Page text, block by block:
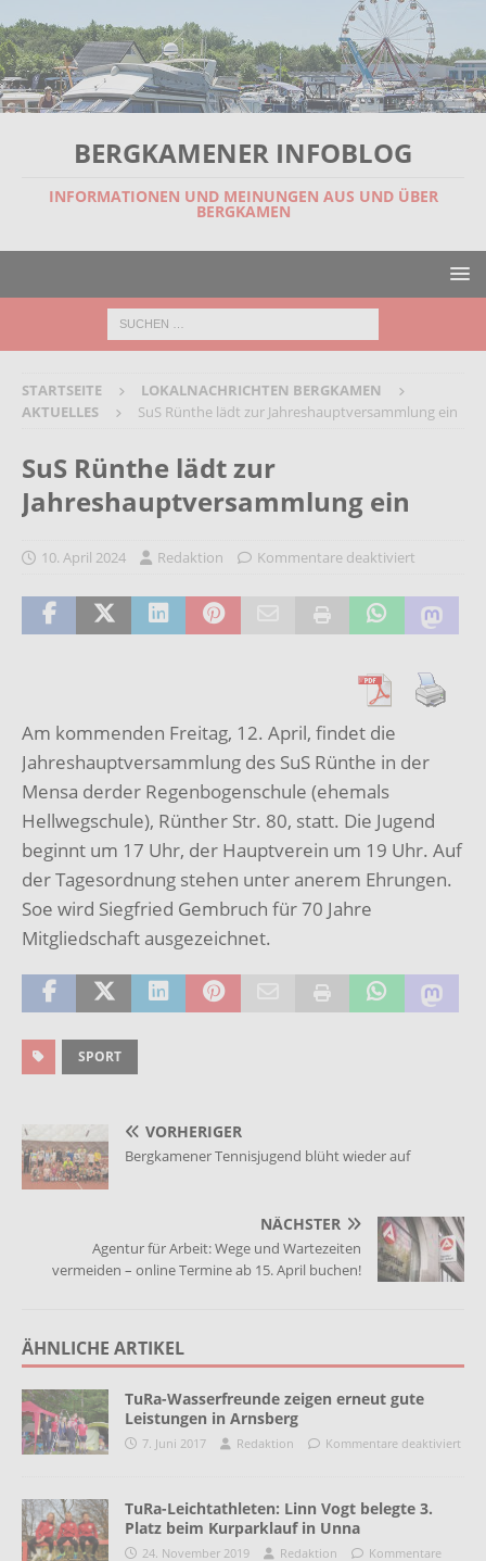
BERGKAMENER INFOBLOG
INFORMATIONEN UND MEINUNGEN AUS UND ÜBER
BERGKAMEN
STARTSEITE
LOKALNACHRICHTEN BERGKAMEN
AKTUELLES
SuS Rünthe lädt zur Jahreshauptversammlung ein
SuS Rünthe lädt zur
Jahreshauptversammlung ein
10. April 2024 Redaktion Kommentare deaktiviert
Am kommenden Freitag, 12. April, findet die
Jahreshauptversammlung des SuS Rünthe in der
Mensa derder Regenbogenschule (ehemals
Hellwegschule), Rünther Str. 80, statt. Die Jugend
beginnt um 17 Uhr, der Hauptverein um 19 Uhr. Auf
der Tagesordnung stehen unter anerem Ehrungen.
Soe wird Siegfried Gembruch für 70 Jahre
Mitgliedschaft ausgezeichnet.
SPORT
VORHERIGER
Bergkamener Tennisjugend blüht wieder auf
NÄCHSTER
Agentur für Arbeit: Wege und Wartezeiten
vermeiden – online Termine ab 15. April buchen!
ÄHNLICHE ARTIKEL
TuRa-Wasserfreunde zeigen erneut gute
Leistungen in Arnsberg
7. Juni 2017 Redaktion Kommentare deaktiviert
TuRa-Leichtathleten: Linn Vogt belegte 3.
Platz beim Kurparklauf in Unna
24. November 2019 Redaktion
Kommentare